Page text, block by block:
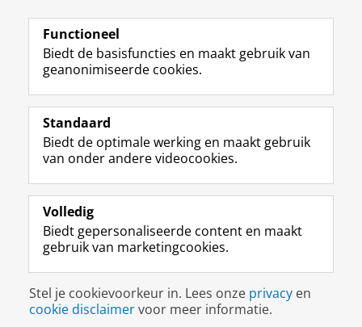
Volg de RUG
F
a
e
b
o
p
a
i
n
a
L
i
k
e
I
-
p
g
i
n
R
S
-
f
e
R
k
s
u
I
n
t
r
m
c
c
o
Y
o
T
e
k
a
a
Studiekiezers
Alumni
Over ons
Disclaimer & Copyright
Inloggen
Functioneel
Biedt de basisfuncties en maakt gebruik van
geanonimiseerde cookies.
Standaard
Biedt de optimale werking en maakt gebruik
van onder andere videocookies.
Volledig
Biedt gepersonaliseerde content en maakt
gebruik van marketingcookies.
Stel je cookievoorkeur in. Lees onze privacy en
cookie disclaimervoor meer informatie.